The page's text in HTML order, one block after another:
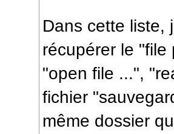
Dans cette liste,
récupérer le "file
"open file ...",
fichier
même dossier